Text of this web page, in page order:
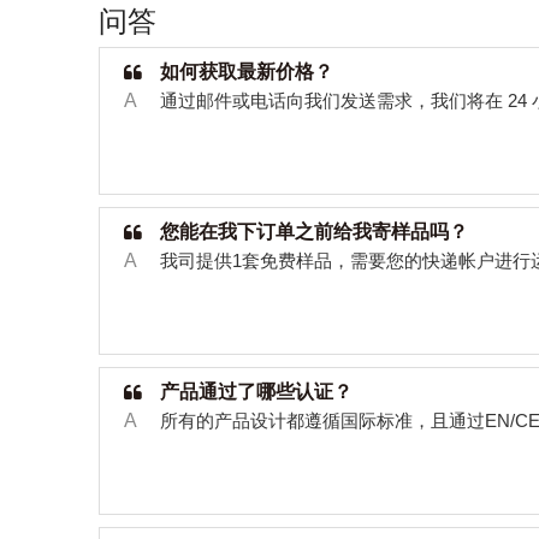
问答
如何获取最新价格？
A
通过邮件或电话向我们发送需求，我们将在 24
您能在我下订单之前给我寄样品吗？
A
我司提供1套免费样品，需要您的快递帐户进行
产品通过了哪些认证？
A
所有的产品设计都遵循国际标准，且通过EN/CE